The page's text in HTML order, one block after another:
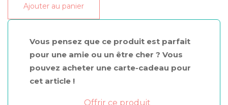
micellaire
des
Ajouter au panier
Vous pensez que ce produit est parfait
pour une amie ou un être cher ? Vous
pouvez acheter une carte-cadeau pour
cet article !
Offrir ce produit